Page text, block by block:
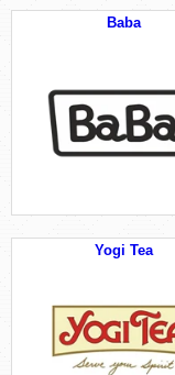
Baba
Yogi Tea